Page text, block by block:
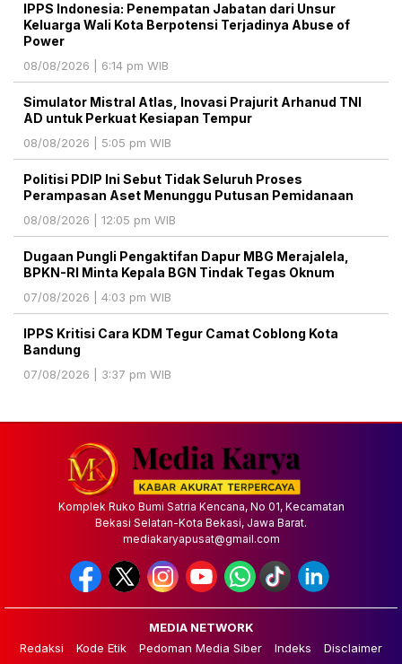
IPPS Indonesia: Penempatan Jabatan dari Unsur
Keluarga Wali Kota Berpotensi Terjadinya Abuse of
Power
08/08/2026 | 6:14 pm WIB
Simulator Mistral Atlas, Inovasi Prajurit Arhanud TNI
AD untuk Perkuat Kesiapan Tempur
08/08/2026 | 5:05 pm WIB
Politisi PDIP Ini Sebut Tidak Seluruh Proses
Perampasan Aset Menunggu Putusan Pemidanaan
08/08/2026 | 12:05 pm WIB
Dugaan Pungli Pengaktifan Dapur MBG Merajalela,
BPKN-RI Minta Kepala BGN Tindak Tegas Oknum
07/08/2026 | 4:03 pm WIB
IPPS Kritisi Cara KDM Tegur Camat Coblong Kota
Bandung
07/08/2026 | 3:37 pm WIB
Komplek Ruko Bumi Satria Kencana, No 01, Kecamatan
Bekasi Selatan-Kota Bekasi, Jawa Barat.
mediakaryapusat@gmail.com
MEDIA NETWORK
Redaksi
Kode Etik Pedoman Media Siber Indeks
Disclaimer